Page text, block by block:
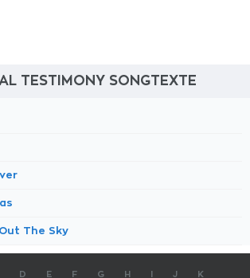
TESTIMONY SONGTEXTE
The Sky
D E F G H J K